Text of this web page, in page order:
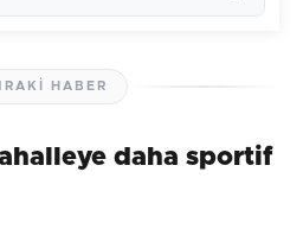
İlk yorumu siz yapın!
HABER
daha sportif